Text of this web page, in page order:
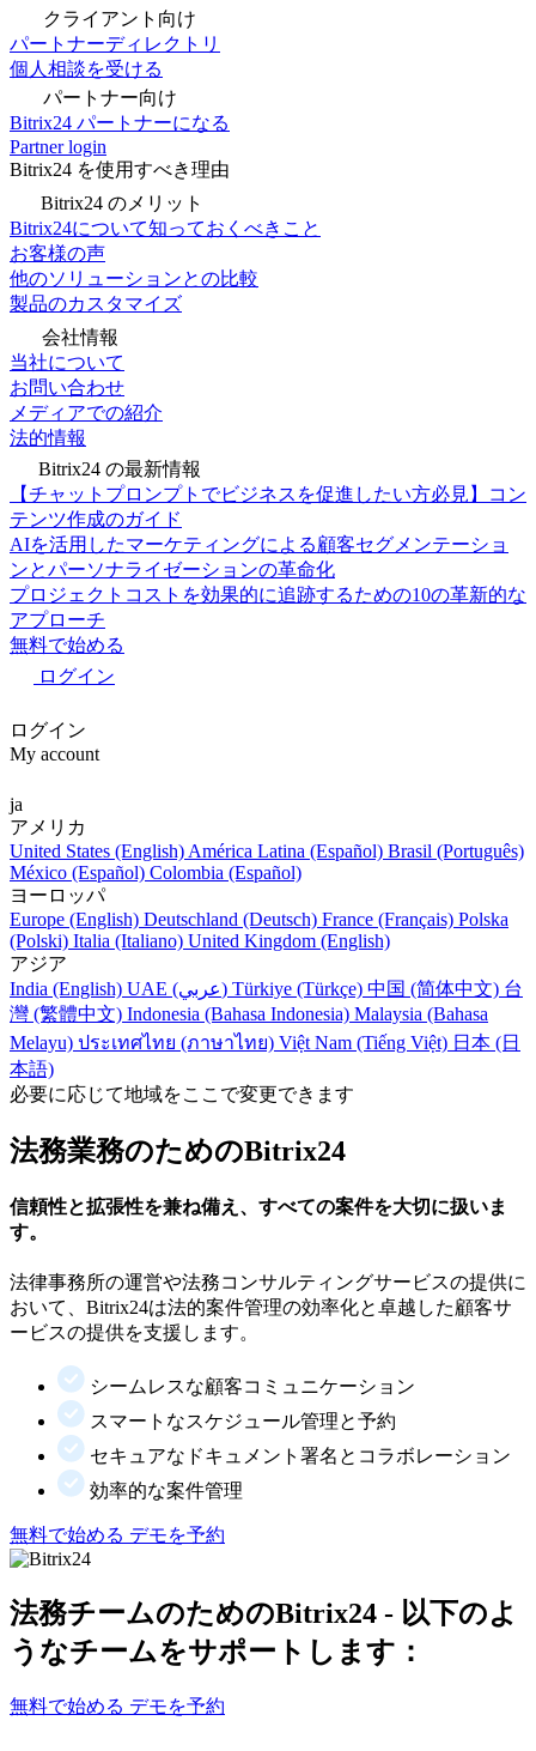
クライアント向け
パートナーディレクトリ
個人相談を受ける
パートナー向け
Bitrix24 パートナーになる
Partner login
Bitrix24 を使用すべき理由
Bitrix24 のメリット
Bitrix24について知っておくべきこと
お客様の声
他のソリューションとの比較
製品のカスタマイズ
会社情報
当社について
お問い合わせ
メディアでの紹介
法的情報
Bitrix24 の最新情報
【チャットプロンプトでビジネスを促進したい方必見】コン
テンツ作成のガイド
AIを活用したマーケティングによる顧客セグメンテーショ
ンとパーソナライゼーションの革命化
プロジェクトコストを効果的に追跡するための10の革新的な
アプローチ
無料で始める
ログイン
ログイン
My account
ja
アメリカ
United States (English) América Latina (Español) Brasil (Português)
México (Español) Colombia (Español)
ヨーロッパ
Europe (English) Deutschland (Deutsch) France (Français) Polska
(Polski) Italia (Italiano) United Kingdom (English)
アジア
India (English)
UAE (عربي) Türkiye (Türkçe) 中国 (简体中文) 台
灣 (繁體中文) Indonesia (Bahasa Indonesia) Malaysia (Bahasa
Melayu) ประเทศไทย (ภาษาไทย) Việt Nam (Tiếng Việt) 日本 (日
本語)
必要に応じて地域をここで変更できます
法務業務のためのBitrix24
信頼性と拡張性を兼ね備え、すべての案件を大切に扱いま
す。
法律事務所の運営や法務コンサルティングサービスの提供に
おいて、Bitrix24は法的案件管理の効率化と卓越した顧客サ
ービスの提供を支援します。
シームレスな顧客コミュニケーション
スマートなスケジュール管理と予約
セキュアなドキュメント署名とコラボレーション
効率的な案件管理
無料で始める デモを予約
法務チームのためのBitrix24 - 以下のよ
うなチームをサポートします：
無料で始める デモを予約